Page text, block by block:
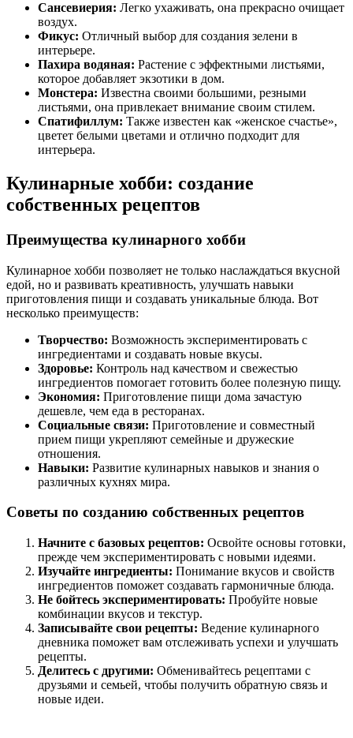
Сансевиерия: Легко ухаживать, она прекрасно очищает
воздух.
Фикус: Отличный выбор для создания зелени в
интерьере.
Пахира водяная: Растение с эффектными листьями,
которое добавляет экзотики в дом.
Монстера: Известна своими большими, резными
листьями, она привлекает внимание своим стилем.
Спатифиллум: Также известен как «женское счастье»,
цветет белыми цветами и отлично подходит для
интерьера.
Кулинарные хобби: создание
собственных рецептов
Преимущества кулинарного хобби
Кулинарное хобби позволяет не только наслаждаться вкусной
едой, но и развивать креативность, улучшать навыки
приготовления пищи и создавать уникальные блюда. Вот
несколько преимуществ:
Творчество: Возможность экспериментировать с
ингредиентами и создавать новые вкусы.
Здоровье: Контроль над качеством и свежестью
ингредиентов помогает готовить более полезную пищу.
Экономия: Приготовление пищи дома зачастую
дешевле, чем еда в ресторанах.
Социальные связи: Приготовление и совместный
прием пищи укрепляют семейные и дружеские
отношения.
Навыки: Развитие кулинарных навыков и знания о
различных кухнях мира.
Советы по созданию собственных рецептов
Начните с базовых рецептов: Освойте основы готовки,
прежде чем экспериментировать с новыми идеями.
Изучайте ингредиенты: Понимание вкусов и свойств
ингредиентов поможет создавать гармоничные блюда.
Не бойтесь экспериментировать: Пробуйте новые
комбинации вкусов и текстур.
Записывайте свои рецепты: Ведение кулинарного
дневника поможет вам отслеживать успехи и улучшать
рецепты.
Делитесь с другими: Обменивайтесь рецептами с
друзьями и семьей, чтобы получить обратную связь и
новые идеи.